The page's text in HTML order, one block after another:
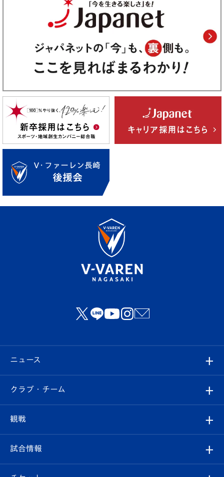
ニュース
すべて
クラブ
試合情報
クラブ・チーム
クラブ概要
観戦
観戦ルール
試合情報